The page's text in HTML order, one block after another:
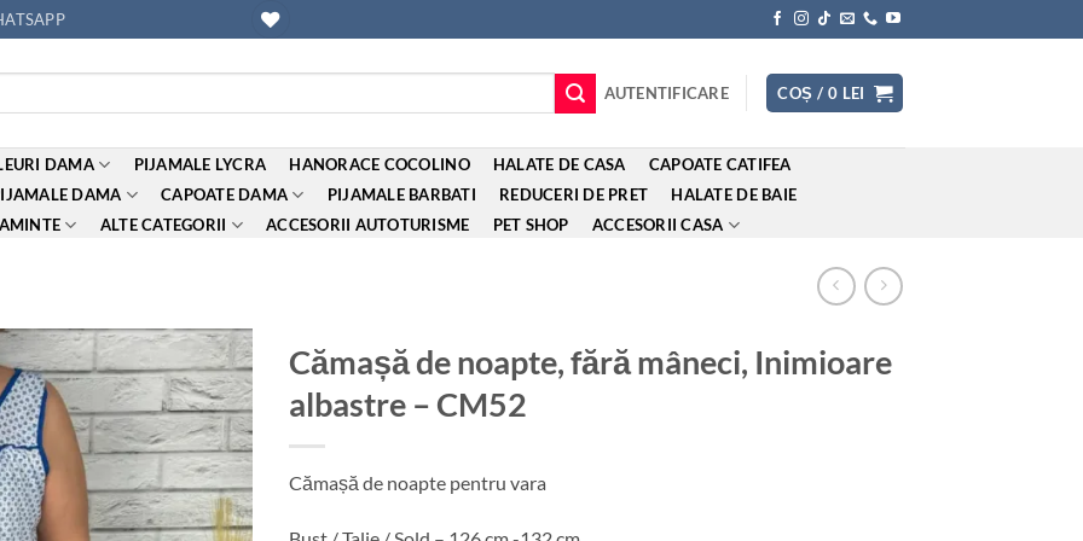
AUTENTIFICARE COȘ / 0 LEI
DAMA PIJAMALE LYCRA HANORACE COCOLINO HALATE DE CASA
CAPOATE CATIFEA
DAMA CAPOATE DAMA PIJAMALE BARBATI REDUCERI DE PRET
HALATE DE BAIE
ALTE CATEGORII ACCESORII AUTOTURISME PET SHOP ACCESORII CASA
Adauga
la
favorite
Cămașă de noapte, fără mâneci, Inimioare
albastre – CM52
Cămașă de noapte pentru vara